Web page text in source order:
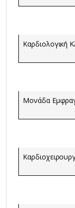
Καρδιολογική
Μονάδα